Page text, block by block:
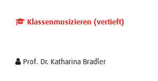
Klassenmusizieren (vertieft)
Prof. Dr. Katharina Bradler